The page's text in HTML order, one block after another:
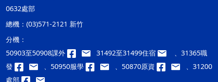
0632處部
總機： (03)571-2121 新竹
分機：
50903至50908課外
31492至31499住宿
、31365職
發
、50950服學 、50870原資
、31200
處部